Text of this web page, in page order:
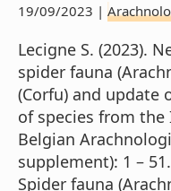
19/09/2023 |
Lecigne S. (2023).
spider fauna
(Corfu) and update
of species from
Belgian
supplement): 1 –
Spider fauna